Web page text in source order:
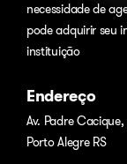
necessidade de
pode adquirir seu
instituição
Endereço
Av. Padre
Porto Alegre RS